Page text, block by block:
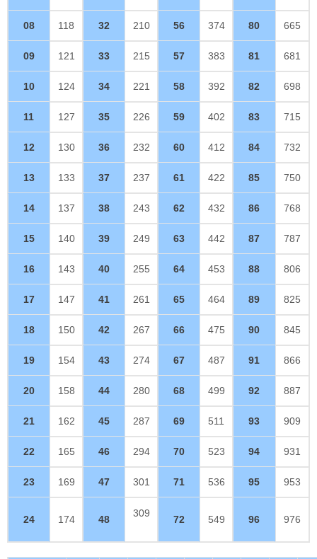
08 118 32 210 56 374 80 665
09 121 33 215 57 383 81 681
10 124 34 221 58 392 82 698
11 127 35 226 59 402 83 715
12 130 36 232 60 412 84 732
13 133 37 237 61 422 85 750
14 137 38 243 62 432 86 768
15 140 39 249 63 442 87 787
16 143 40 255 64 453 88 806
17 147 41 261 65 464 89 825
18 150 42 267 66 475 90 845
19 154 43 274 67 487 91 866
20 158 44 280 68 499 92 887
21 162 45 287 69 511 93 909
22 165 46 294 70 523 94 931
23 169 47 301 71 536 95 953
24 174 48
309
72 549 96 976